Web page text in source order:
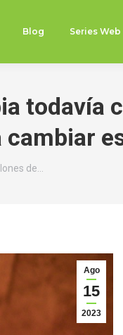
Blog Series Web
todavía
de…
Ago
15
2023